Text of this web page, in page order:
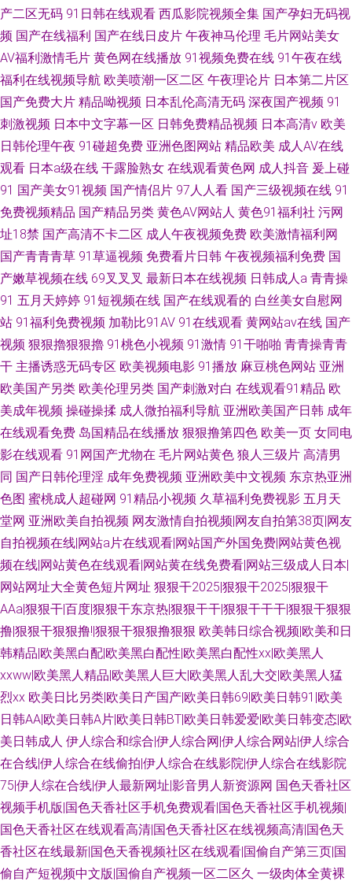
产二区无码 91日韩在线观看 西瓜影院视频全集 国产孕妇无码视
频 国产在线福利 国产在线日皮片 午夜神马伦理 毛片网站美女
AV福利激情毛片 黄色网在线播放 91视频免费在线 91午夜在线
福利在线视频导航 欧美喷潮一区二区 午夜理论片 日本第二片区
国产免费大片 精品呦视频 日本乱伦高清无码 深夜国产视频 91
刺激视频 日本中文字幕一区 日韩免费精品视频 日本高清v 欧美
日韩伦理午夜 91碰超免费 亚洲色图网站 精品欧美 成人AV在线
观看 日本a级在线 干露脸熟女 在线观看黄色网 成人抖音 爰上碰
91 国产美女91视频 国产情侣片 97人人看 国产三级视频在线 91
免费视频精品 国产精品另类 黄色AV网站人 黄色91福利社 污网
址18禁 国产高清不卡二区 成人午夜视频免费 欧美激情福利网
国产青青青草 91草逼视频 免费看片日韩 午夜视频福利免费 国
产嫩草视频在线 69叉叉叉 最新日本在线视频 日韩成人a 青青操
91 五月天婷婷 91短视频在线 国产在线观看的 白丝美女自慰网
站 91福利免费视频 加勒比91AV 91在线观看 黄网站av在线 国产
视频 狠狠擼狠狠擼 91桃色小视频 91激情 91干啪啪 青青操青青
干 主播诱惑无码专区 欧美视频电影 91播放 麻豆桃色网站 亚洲
欧美国产另类 欧美伦理另类 国产刺激对白 在线观看91精品 欧
美成年视频 操碰操揉 成人微拍福利导航 亚洲欧美国产日韩 成年
在线观看免费 岛国精品在线播放 狠狠撸第四色 欧美一页 女同电
影在线观看 91网国产尤物在 毛片网站黄色 狼人三级片 高清男
同 国产日韩伦理淫 成年免费视频 亚洲欧美中文视频 东京热亚洲
色图 蜜桃成人超碰网 91精品小视频 久草福利免费视影 五月天
堂网 亚洲欧美自拍视频 网友激情自拍视频|网友自拍第38页|网友
自拍视频在线|网站a片在线观看|网站国产外国免费|网站黄色视
频在线|网站黄色在线观看|网站黄在线免费看|网站三级成人日本|
网站网址大全黄色短片网址 狠狠干2025|狠狠干2025|狠狠干
AAa|狠狠干|百度|狠狠干东京热|狠狠干干|狠狠干干干|狠狠干狠狠
撸|狠狠干狠狠撸!|狠狠干狠狠撸狠狠 欧美韩日综合视频|欧美和日
韩精品|欧美黑白配|欧美黑白配性|欧美黑白配性xx|欧美黑人
xxww|欧美黑人精品|欧美黑人巨大|欧美黑人乱大交|欧美黑人猛
烈xx 欧美日比另类|欧美日产国产|欧美日韩69|欧美日韩91|欧美
日韩AA|欧美日韩A片|欧美日韩BT|欧美日韩爱爱|欧美日韩变态|欧
美日韩成人 伊人综合和综合|伊人综合网|伊人综合网站|伊人综合
在合线|伊人综合在线偷拍|伊人综合在线影院|伊人综合在线影院
75|伊人综在合线|伊人最新网址|影音男人新资源网 国色天香社区
视频手机版|国色天香社区手机免费观看|国色天香社区手机视频|
国色天香社区在线观看高清|国色天香社区在线视频高清|国色天
香社区在线最新|国色天香视频社区在线观看|国偷自产第三页|国
偷自产短视频中文版|国偷自产视频一区二区久 一级肉体全黄裸